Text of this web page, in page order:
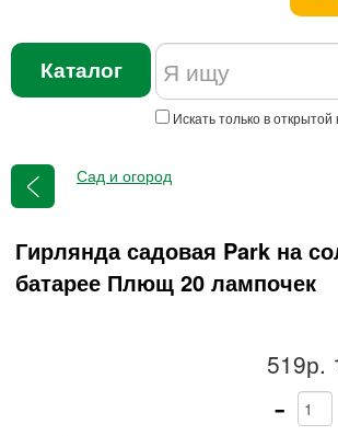
Каталог
Искать только в открытой
Сад и огород
Гирлянда садовая Park на
батарее Плющ 20 лампочек
519р.
-